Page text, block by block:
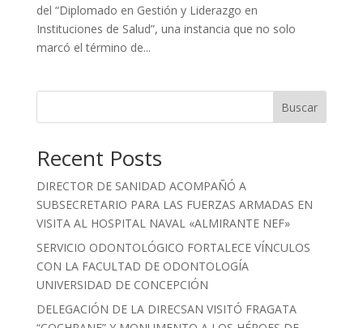
del “Diplomado en Gestión y Liderazgo en
Instituciones de Salud”, una instancia que no solo
marcó el término de...
Buscar
Recent Posts
DIRECTOR DE SANIDAD ACOMPAÑÓ A
SUBSECRETARIO PARA LAS FUERZAS ARMADAS EN
VISITA AL HOSPITAL NAVAL «ALMIRANTE NEF»
SERVICIO ODONTOLÓGICO FORTALECE VÍNCULOS
CON LA FACULTAD DE ODONTOLOGÍA
UNIVERSIDAD DE CONCEPCIÓN
DELEGACIÓN DE LA DIRECSAN VISITÓ FRAGATA